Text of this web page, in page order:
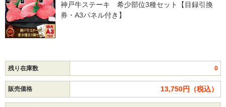
神戸牛ステーキ 希少部位3種セット【目録引換
券・A3パネル付き】
残り在庫数 0
販売価格 13,750円（税込）